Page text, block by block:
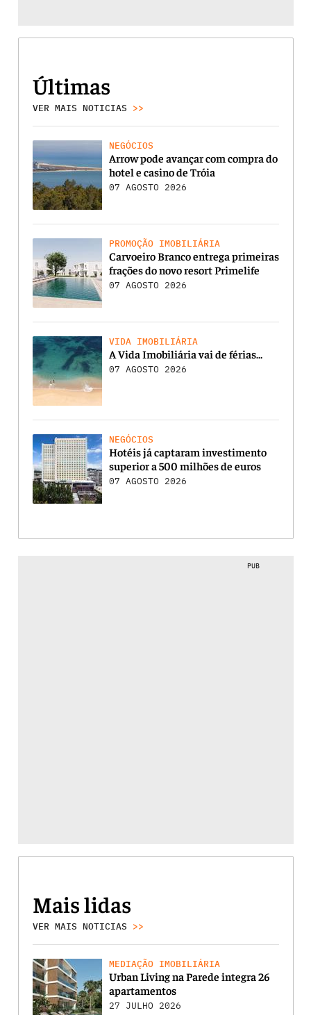
Últimas
VER MAIS NOTICIAS >>
NEGÓCIOS
Arrow pode avançar com compra do
hotel e casino de Tróia
07 AGOSTO 2026
PROMOÇÃO IMOBILIÁRIA
Carvoeiro Branco entrega primeiras
frações do novo resort Primelife
07 AGOSTO 2026
VIDA IMOBILIÁRIA
A Vida Imobiliária vai de férias…
07 AGOSTO 2026
NEGÓCIOS
Hotéis já captaram investimento
superior a 500 milhões de euros
07 AGOSTO 2026
PUB
Mais lidas
VER MAIS NOTICIAS >>
MEDIAÇÃO IMOBILIÁRIA
Urban Living na Parede integra 26
apartamentos
27 JULHO 2026